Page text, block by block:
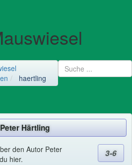
haertling
Härtling
den Autor Peter
hier.
3-6